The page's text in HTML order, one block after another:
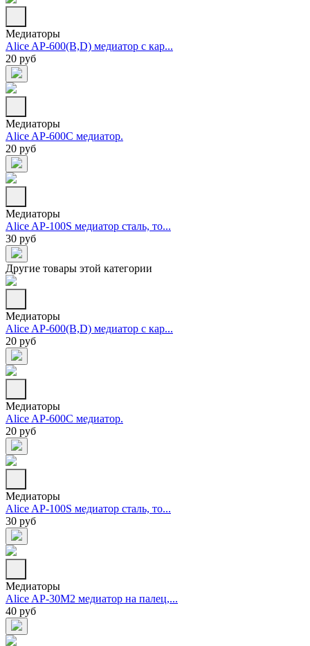
Медиаторы
Alice AP-600(B,D) медиатор с кар...
20 руб
Медиаторы
Alice AP-600C медиатор.
20 руб
Медиаторы
Alice AP-100S медиатор сталь, то...
30 руб
Другие товары этой категории
Медиаторы
Alice AP-600(B,D) медиатор с кар...
20 руб
Медиаторы
Alice AP-600C медиатор.
20 руб
Медиаторы
Alice AP-100S медиатор сталь, то...
30 руб
Медиаторы
Alice AP-30M2 медиатор на палец,...
40 руб